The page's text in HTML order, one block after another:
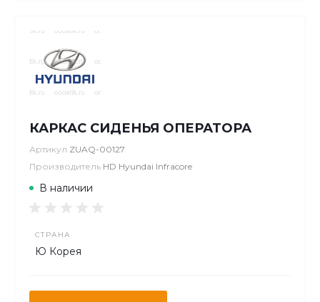
КАРКАС СИДЕНЬЯ ОПЕРАТОРА
Артикул ZUAQ-00127
Производитель HD Hyundai Infracore
В наличии
СТРАНА
Ю Корея